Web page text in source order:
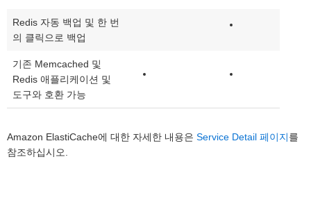
Redis 자동 백업 및 한 번
의 클릭으로 백업
기존 Memcached 및
Redis 애플리케이션 및
도구와 호환 가능
Amazon ElastiCache에 대한 자세한 내용은 Service Detail 페이지를
참조하십시오.